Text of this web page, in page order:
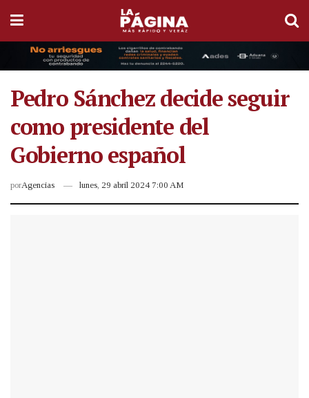
Pedro Sánchez decide seguir
como presidente del
Gobierno español
porAgencias lunes, 29 abril 2024 7:00 AM